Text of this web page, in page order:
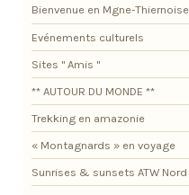
Bienvenue en Mgne-Thiernoise
Evénements culturels
Sites " Amis "
** AUTOUR DU MONDE **
Trekking en amazonie
« Montagnards » en voyage
Sunrises & sunsets ATW Nord